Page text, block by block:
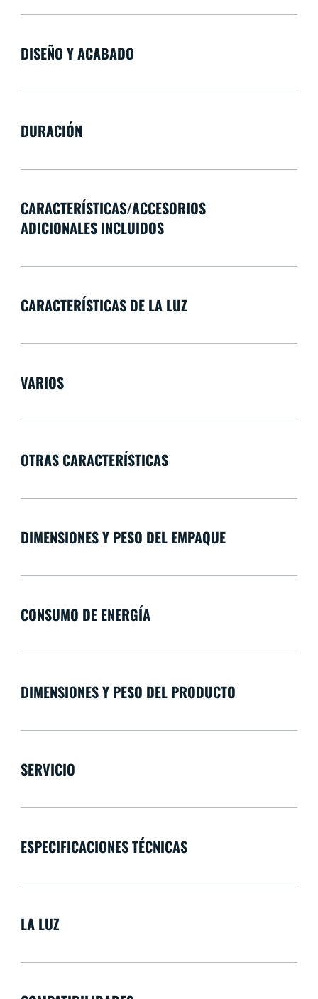
DISEÑO Y ACABADO
DURACIÓN
CARACTERÍSTICAS/ACCESORIOS
ADICIONALES INCLUIDOS
CARACTERÍSTICAS DE LA LUZ
VARIOS
OTRAS CARACTERÍSTICAS
DIMENSIONES Y PESO DEL EMPAQUE
CONSUMO DE ENERGÍA
DIMENSIONES Y PESO DEL PRODUCTO
SERVICIO
ESPECIFICACIONES TÉCNICAS
LA LUZ